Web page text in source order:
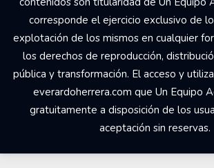
corresponde el ejercicio exclusivo de
explotación de los mismos en cualquier
los derechos de reproducción,
pública y transformación. El acceso y
everardoherrera.com que Un Equipo
gratuitamente a disposición de los
aceptación sin reservas.